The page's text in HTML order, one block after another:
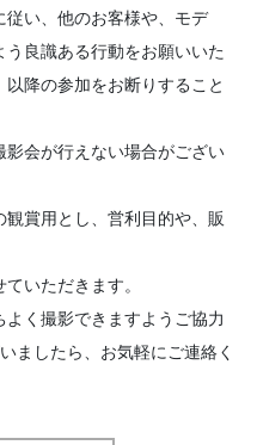
従い、他のお客様や、モデ
良識ある行動をお願いいた
降の参加をお断りすること
影会が行えない場合がござい
観賞用とし、営利目的や、販
いただきます。
く撮影できますようご協力
ましたら、お気軽にご連絡く